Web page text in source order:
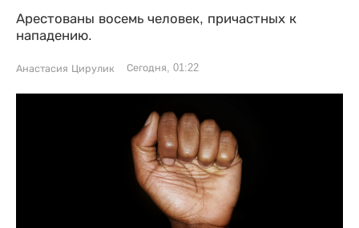
Арестованы восемь человек, причастных к
нападению.
Анастасия Цирулик Сегодня, 01:22